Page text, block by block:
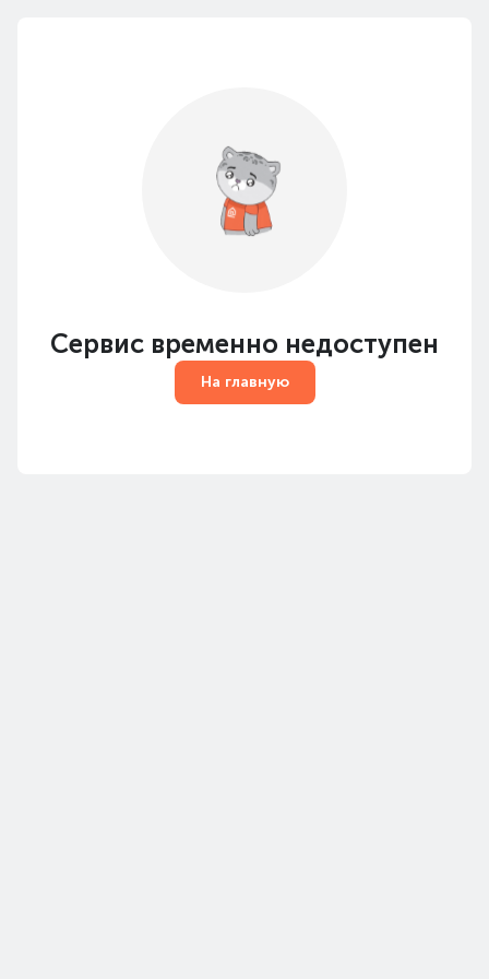
Сервис временно недоступен
На главную